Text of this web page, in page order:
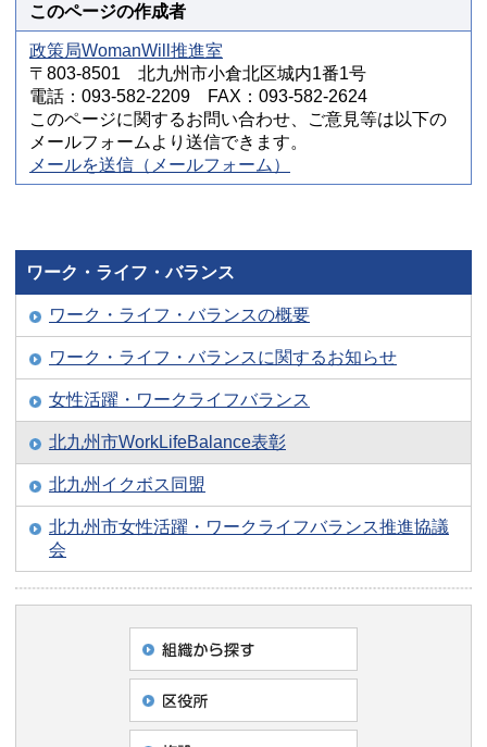
このページの作成者
政策局WomanWill推進室
〒803-8501 北九州市小倉北区城内1番1号
電話：093-582-2209 FAX：093-582-2624
このページに関するお問い合わせ、ご意見等は以下の
メールフォームより送信できます。
メールを送信（メールフォーム）
ワーク・ライフ・バランス
ワーク・ライフ・バランスの概要
ワーク・ライフ・バランスに関するお知らせ
女性活躍・ワークライフバランス
北九州市WorkLifeBalance表彰
北九州イクボス同盟
北九州市女性活躍・ワークライフバランス推進協議
会